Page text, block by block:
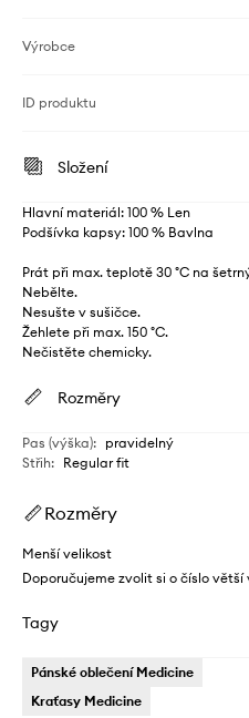
Výrobce
ID produktu
Složení
Hlavní materiál: 100 % Len
Podšívka kapsy: 100 % Bavlna
Prát při max. teplotě 30 °C na
Nebělte.
Nesušte v sušičce.
Žehlete při max. 150 °C.
Nečistěte chemicky.
Rozměry
Pas (výška): pravidelný
Střih: Regular fit
Rozměry
Menší velikost
Doporučujeme zvolit si o číslo větší
Tagy
Pánské oblečení Medicine
Kraťasy Medicine